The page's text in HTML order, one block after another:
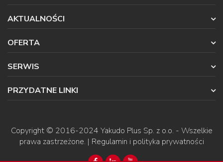
AKTUALNOŚCI
OFERTA
SERWIS
PRZYDATNE LINKI
Copyright © 2016-2024 Yakudo Plus Sp. z o.o. - Wszelkie
prawa zastrzeżone. | Regulamin i polityka prywatności